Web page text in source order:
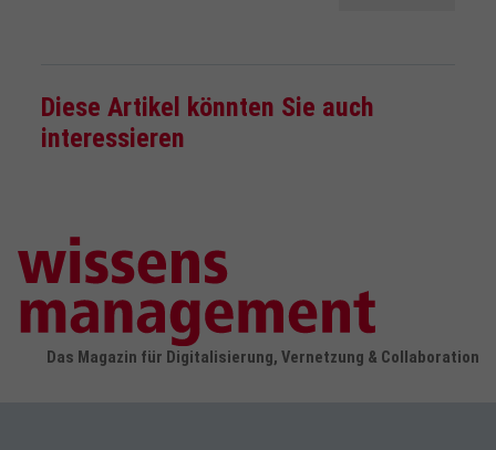
Diese Artikel könnten Sie auch
interessieren
Das Magazin für Digitalisierung, Vernetzung & Collaboration